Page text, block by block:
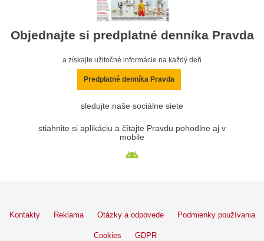
Objednajte si predplatné denníka Pravda
a získajte užitočné informácie na každý deň
Predplatné denníka Pravda
sledujte naše sociálne siete
stiahnite si aplikáciu a čítajte Pravdu pohodlne aj v
mobile
Kontakty Reklama Otázky a odpovede Podmienky používania
Cookies GDPR